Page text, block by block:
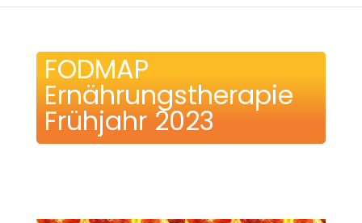
FODMAP
Ernährungstherapie
Frühjahr 2023